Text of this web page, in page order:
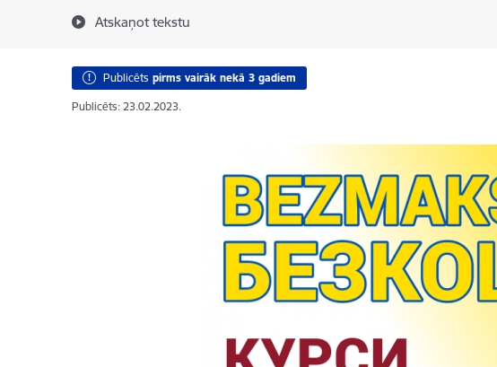
Atskaņot tekstu
Publicēts pirms vairāk nekā 3 gadiem
Publicēts: 23.02.2023.